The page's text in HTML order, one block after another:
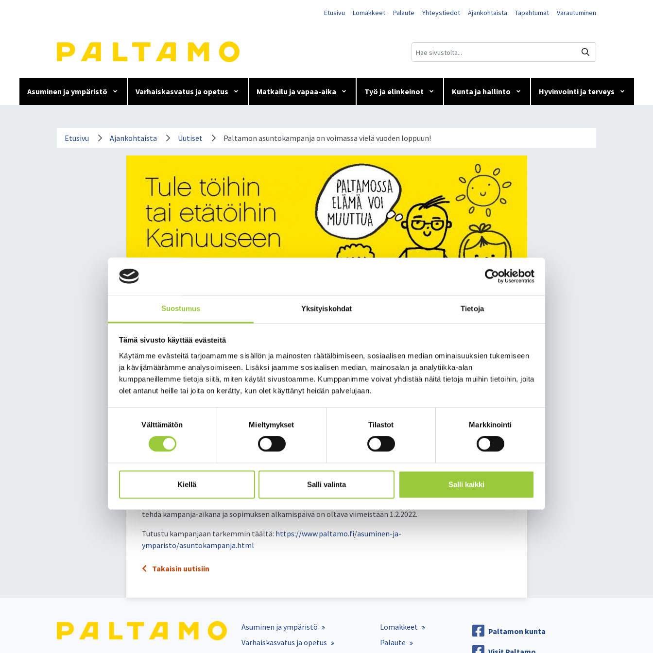
Suostumus Yksityiskohdat Tietoja
Tämä sivusto käyttää evästeitä
Käytämme evästeitä tarjoamamme sisällön ja mainosten räätälöimiseen, sosiaalisen median ominaisuuksien tukemiseen
ja kävijämäärämme analysoimiseen. Lisäksi jaamme sosiaalisen median, mainosalan ja analytiikka-alan
kumppaneillemme tietoja siitä, miten käytät sivustoamme. Kumppanimme voivat yhdistää näitä tietoja muihin tietoihin, joita
olet antanut heille tai joita on kerätty, kun olet käyttänyt heidän palvelujaan.
Välttämätön Mieltymykset Tilastot Markkinointi
Kiellä Salli valinta Salli kaikki
Etusivu Lomakkeet Palaute Yhteystiedot Ajankohtaista Tapahtumat Varautuminen
Asuminen ja ympäristö Varhaiskasvatus ja opetus Matkailu ja vapaa-aika Työ ja elinkeinot Kunta ja hallinto Hyvinvointi ja terveys
Paltamon asuntokampanja on voimassa vielä vuoden loppuun!
Etusivu Ajankohtaista Uutiset Paltamon asuntokampanja on voimassa vielä vuoden loppuun!
Paltamon asuntokampanja on voimassa vielä vuoden loppuun!
Oletko tulossa töihin tai etätöihin Kainuuseen? Paltamossa saat asua 3 kk ilmaiseksi!
Edellytyksenä on
vähintään 6 kk:n määräaikainen vuokrasopimus
työsuhteen todentaminen vuokrasopimusta tehtäessä
Kampanja-aika on 31.12.2021 saakka. Tarjous koskee yksityishenkilöä, jonka kotikunta/asuinpaikka on
vuokrasopimuksen tekohetkellä muu kuin Paltamo. Kuuden kuukauden määräaikainen vuokrasopimus tulee
tehdä kampanja-aikana ja sopimuksen alkamispäivä on oltava viimeistään 1.2.2022.
Tutustu kampanjaan tarkemmin täältä: https://www.paltamo.fi/asuminen-ja-
ymparisto/asuntokampanja.html
Takaisin uutisiin
Asuminen ja ympäristö
Varhaiskasvatus ja opetus
Lomakkeet
Palaute
Paltamon kunta